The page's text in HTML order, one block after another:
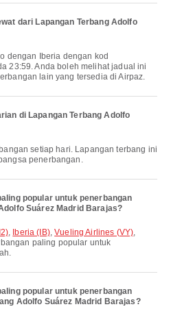
dari Lapangan Terbang Adolfo
23:59. Anda boleh melihat jadual ini
lain yang tersedia di Airpaz.
di Lapangan Terbang Adolfo
penerbangan.
popular untuk penerbangan
Suárez Madrid Barajas?
, Iberia (IB),Vueling Airlines (VY),
paling popular untuk
popular untuk penerbangan
Adolfo Suárez Madrid Barajas?